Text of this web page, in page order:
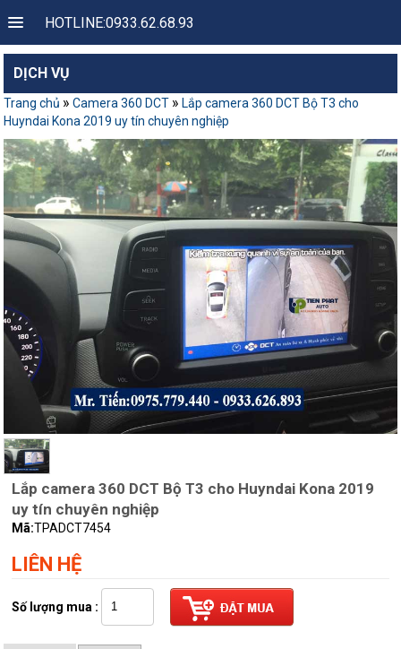
HOTLINE:0933.62.68.93
DỊCH VỤ
Trang chủ » Camera 360 DCT » Lắp camera 360 DCT Bộ T3 cho
Huyndai Kona 2019 uy tín chuyên nghiệp
Lắp camera 360 DCT Bộ T3 cho Huyndai Kona 2019
uy tín chuyên nghiệp
Mã:TPADCT7454
LIÊN HỆ
Số lượng mua :